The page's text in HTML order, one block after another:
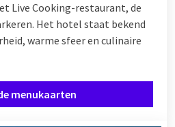
Live Cooking-restaurant, de
Het hotel staat bekend
warme sfeer en culinaire
menukaarten